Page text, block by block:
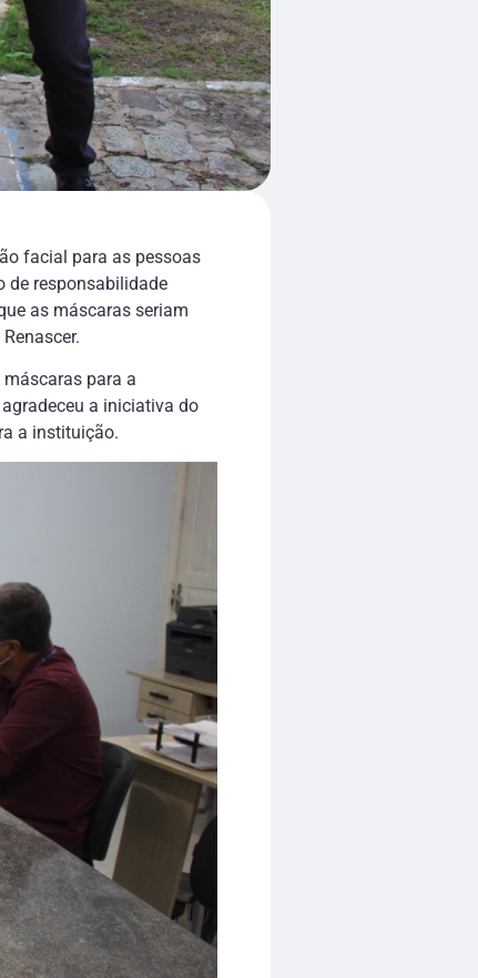
facial para as pessoas
de responsabilidade
as máscaras seriam
para a
a iniciativa do
a instituição.